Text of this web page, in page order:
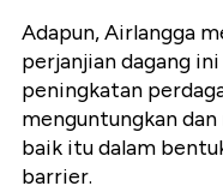
Adapun, Airlangga
perjanjian dagang
peningkatan
menguntungkan
baik itu dalam
barrier.